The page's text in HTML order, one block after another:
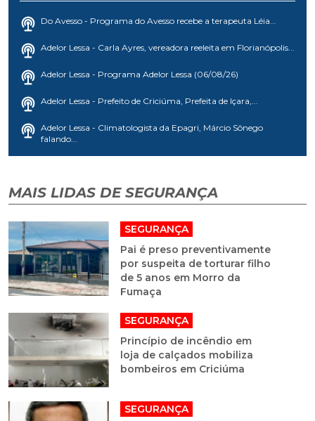
Do Avesso - Programa do Avesso recebe a terapeuta Léia...
Adelor Lessa - Carla Ayres, vereadora reeleita em Florianópolis...
Adelor Lessa - Programa Adelor Lessa (06/08/26)
Adelor Lessa - Prefeito de Criciúma, Prefeita de Içara,...
Adelor Lessa - Climatologista da Epagri, Márcio Sônego
falando...
MAIS LIDAS DE SEGURANÇA
SEGURANÇA
Pai é preso preventivamente
por suspeita de torturar filho
de 5 anos em Morro da
Fumaça
SEGURANÇA
Princípio de incêndio em
loja de calçados mobiliza
bombeiros em Criciúma
SEGURANÇA